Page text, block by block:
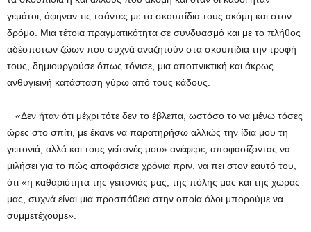
γεμάτοι, άφηναν τις τσάντες με τα σκουπίδια τους ακόμη και στον
δρόμο. Μια τέτοια πραγματικότητα σε συνδυασμό και με το πλήθος
αδέσποτων ζώων που συχνά αναζητούν στα σκουπίδια την τροφή
τους, δημιουργούσε όπως τόνισε, μια αποπνικτική και άκρως
ανθυγιεινή κατάσταση γύρω από τους κάδους.
«Δεν ήταν ότι μέχρι τότε δεν το έβλεπα, ωστόσο το να μένω τόσες
ώρες στο σπίτι, με έκανε να παρατηρήσω αλλιώς την ίδια μου τη
γειτονιά, αλλά και τους γείτονές μου» ανέφερε, αποφασίζοντας να
μιλήσει για το πώς αποφάσισε χρόνια πριν, να πει στον εαυτό του,
ότι «η καθαριότητα της γειτονιάς μας, της πόλης μας και της χώρας
μας, συχνά είναι μια προσπάθεια στην οποία όλοι μπορούμε να
συμμετέχουμε».